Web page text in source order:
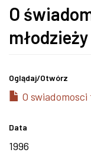
O
młodzieży
Oglądaj/Otwórz
O
Data
1996